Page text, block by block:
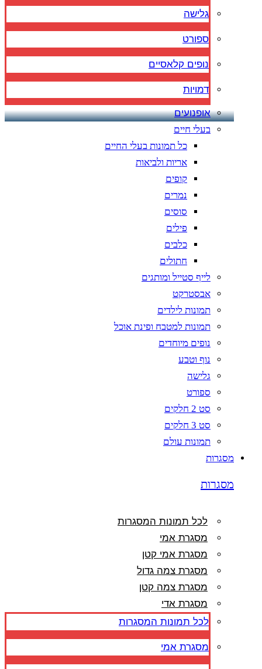
גלישה
ספורט
נופים קלאסיים
דמויות
אופנועים
בעלי חיים
כל תמונות בעלי החיים
אריות ולביאות
קופים
נמרים
סוסים
פילים
כלבים
חתולים
לייף סטייל ומותגים
אבסטרקט
תמונות לילדים
תמונות למטבח ופינת אוכל
נופים מיוחדים
נוף וטבע
גלישה
ספורט
סט 2 חלקים
סט 3 חלקים
תמונות עולם
מסגרות
מסגרות
לכל תמונות המסגרות
מסגרת אמי
מסגרת אמי קטן
מסגרת צמה גדול
מסגרת צמה קטן
מסגרת אדי
לכל תמונות המסגרות
מסגרת אמי